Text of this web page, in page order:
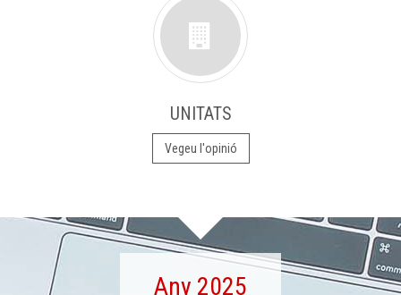
UNITATS
Vegeu l'opinió
Any 2025